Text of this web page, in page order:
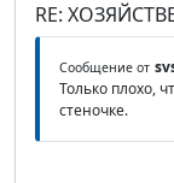
RE:
Сообщение от
Только плохо,
стеночке.